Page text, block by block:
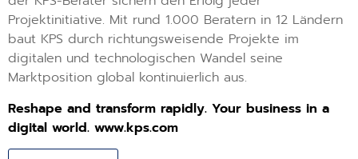
Projektinitiative. Mit rund 1.000 Beratern in 12 Ländern
baut KPS durch richtungsweisende Projekte im
digitalen und technologischen Wandel seine
Marktposition global kontinuierlich aus.
Reshape and transform rapidly. Your business in a
digital world. www.kps.com